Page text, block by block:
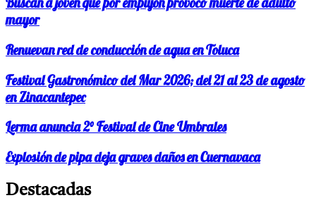
mayor
Renuevan red de conducción de agua en Toluca
Festival Gastronómico del Mar 2026; del 21 al 23 de agosto
en Zinacantepec
Lerma anuncia 2° Festival de Cine Umbrales
Explosión de pipa deja graves daños en Cuernavaca
Destacadas